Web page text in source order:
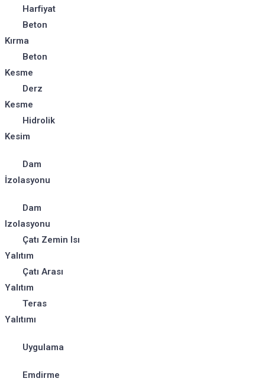
Harfiyat
Beton
Kırma
Beton
Kesme
Derz
Kesme
Hidrolik
Kesim
Dam
İzolasyonu
Dam
Izolasyonu
Çatı Zemin Isı
Yalıtım
Çatı Arası
Yalıtım
Teras
Yalıtımı
Uygulama
Emdirme